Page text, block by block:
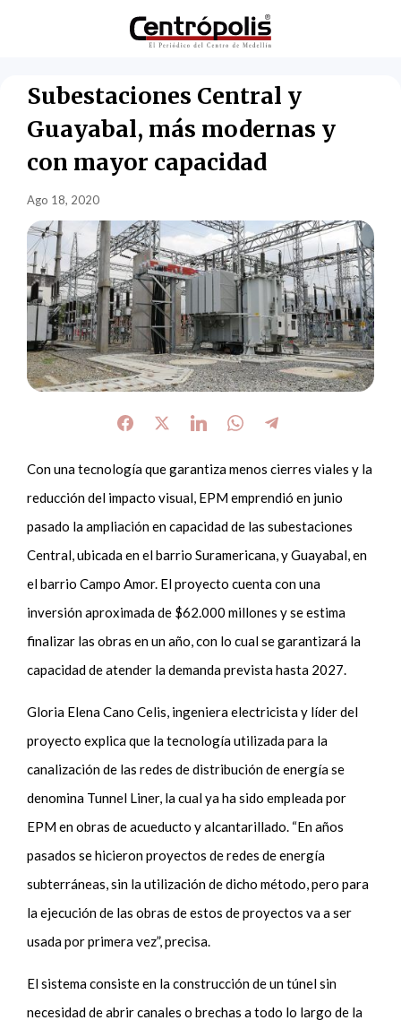
Subestaciones Central y
Guayabal, más modernas y
con mayor capacidad
Ago 18, 2020
Con una tecnología que garantiza menos cierres viales y la
reducción del impacto visual, EPM emprendió en junio
pasado la ampliación en capacidad de las subestaciones
Central, ubicada en el barrio Suramericana, y Guayabal, en
el barrio Campo Amor. El proyecto cuenta con una
inversión aproximada de $62.000 millones y se estima
finalizar las obras en un año, con lo cual se garantizará la
capacidad de atender la demanda prevista hasta 2027.
Gloria Elena Cano Celis, ingeniera electricista y líder del
proyecto explica que la tecnología utilizada para la
canalización de las redes de distribución de energía se
denomina Tunnel Liner, la cual ya ha sido empleada por
EPM en obras de acueducto y alcantarillado. “En años
pasados se hicieron proyectos de redes de energía
subterráneas, sin la utilización de dicho método, pero para
la ejecución de las obras de estos de proyectos va a ser
usada por primera vez”, precisa.
El sistema consiste en la construcción de un túnel sin
necesidad de abrir canales o brechas a todo lo largo de la